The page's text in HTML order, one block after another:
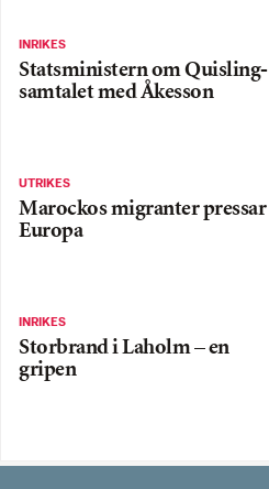
INRIKES
Statsministern om Quisling-
samtalet med Åkesson
UTRIKES
Marockos migranter pressar
Europa
INRIKES
Storbrand i Laholm – en
gripen